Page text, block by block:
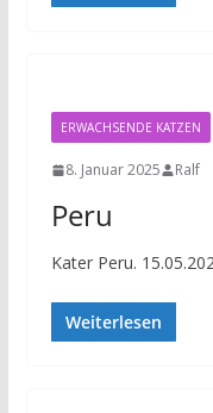
ERWACHSENDE KATZEN
8. Januar 2025 Ralf
Peru
Kater Peru.
Weiterlesen